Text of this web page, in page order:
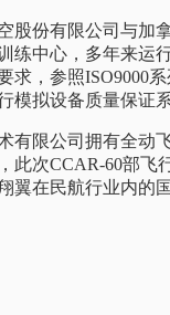
股份有限公司与加
练中心，多年来运
求，参照ISO9000
模拟设备质量保证
有限公司拥有全动
此次CCAR-60部
翼在民航行业内的